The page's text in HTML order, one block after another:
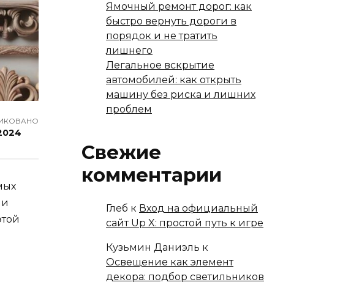
Ямочный ремонт дорог: как
быстро вернуть дороги в
порядок и не тратить
лишнего
Легальное вскрытие
автомобилей: как открыть
машину без риска и лишних
проблем
Свежие
комментарии
Глеб к Вход на официальный
сайт Up X: простой путь к игре
Кузьмин Даниэль к
Освещение как элемент
декора: подбор светильников